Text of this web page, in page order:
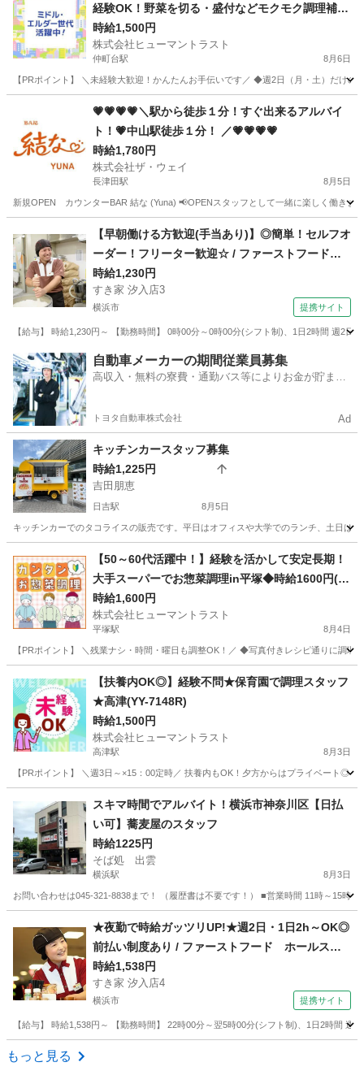
経験OK！野菜を切る・盛付などモクモク調理補助
(ES1W-3778_1)
時給1,500円
株式会社ヒューマントラスト
仲町台駅 8月6日
【PRポイント】 ＼未経験大歓迎！かんたんお手伝いです／ ◆週2日（月・土）だけ
仲町台駅 キッチン ヒューマントラスト
💗💗💗💗＼駅から徒歩１分！すぐ出来るアルバイ
ト！💗中山駅徒歩１分！ ／💗💗💗💗
時給1,780円
株式会社ザ・ウェイ
長津田駅 8月5日
新規OPEN カウンターBAR 結な (Yuna) 📢OPENスタッフとして一緒に楽しく働きま
長津田駅 その他 スタッフ
【早朝働ける方歓迎(手当あり)】◎簡単！セルフオ
ーダー！フリーター歓迎☆ / ファーストフード
ホールスタッフ
時給1,230円
すき家 汐入店3
横浜市 提携サイト
【給与】 時給1,230円～ 【勤務時間】 0時00分～0時00分(シフト制)、1日2時間 週
神奈川 横浜市 レストラン
自動車メーカーの期間従業員募集
高収入・無料の寮費・通勤バス等によりお金が貯まり
トヨタ自動車株式会社 Ad
キッチンカースタッフ募集
時給1,225円
吉田朋恵
日吉駅 8月5日
キッチンカーでのタコライスの販売です。平日はオフィスや大学でのランチ、土日は
その他 スタッフ
【50～60代活躍中！】経験を活かして安定長期！
大手スーパーでお惣菜調理in平塚◆時給1600円(W
2T-1573_1)
時給1,600円
株式会社ヒューマントラスト
平塚駅 8月4日
【PRポイント】 ＼残業ナシ・時間・曜日も調整OK！／ ◆写真付きレシピ通りに調
平塚駅 キッチン ヒューマントラスト
【扶養内OK◎】経験不問★保育園で調理スタッフ
★高津(YY-7148R)
時給1,500円
株式会社ヒューマントラスト
高津駅 8月3日
【PRポイント】 ＼週3日～×15：00定時／ 扶養内もOK！夕方からはプライベート◎
高津駅 キッチン
スキマ時間でアルバイト！横浜市神奈川区【日払
い可】蕎麦屋のスタッフ
時給1225円
そば処 出雲
横浜駅 8月3日
お問い合わせは045-321-8838まで！ （履歴書は不要です！） ■営業時間 11時
横浜駅 飲食 スタッフ
★夜勤で時給ガッツリUP!★週2日・1日2h～OK◎
前払い制度あり / ファーストフード ホールスタ
ッフ
時給1,538円
すき家 汐入店4
横浜市 提携サイト
【給与】 時給1,538円～ 【勤務時間】 22時00分～翌5時00分(シフト制)、1日2時
神奈川 横浜市
もっと見る